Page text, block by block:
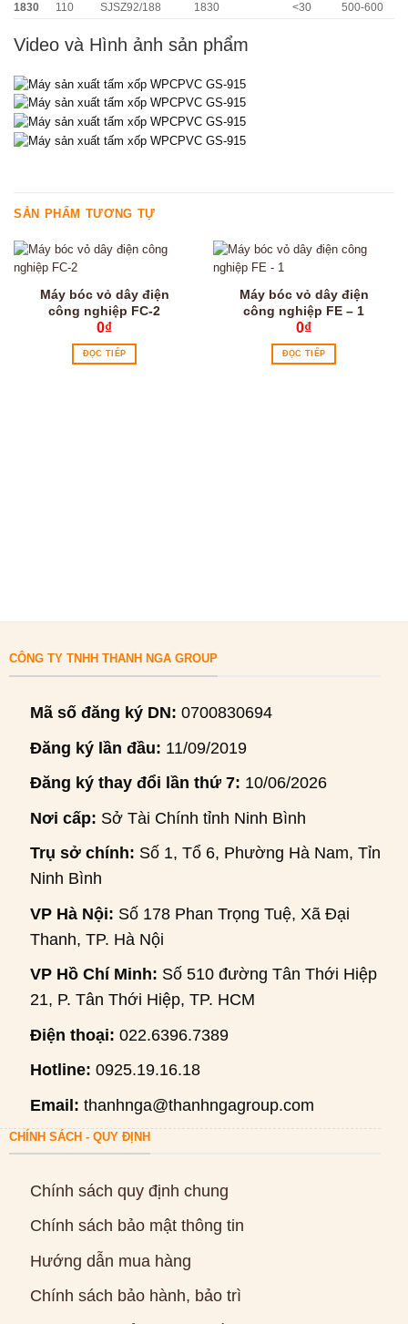
1830 110 SJSZ92/188 1830 <30 500-600
Video và Hình ảnh sản phẩm
SẢN PHẨM TƯƠNG TỰ
Máy bóc vỏ dây điện
công nghiệp FC-2
0₫
ĐỌC TIẾP
Máy bóc vỏ dây điện
công nghiệp FE – 1
0₫
ĐỌC TIẾP
CÔNG TY TNHH THANH NGA GROUP
Mã số đăng ký DN: 0700830694
Đăng ký lần đầu: 11/09/2019
Đăng ký thay đổi lần thứ 7: 10/06/2026
Nơi cấp: Sở Tài Chính tỉnh Ninh Bình
Trụ sở chính: Số 1, Tổ 6, Phường Hà Nam, Tỉnh
Ninh Bình
VP Hà Nội: Số 178 Phan Trọng Tuệ, Xã Đại
Thanh, TP. Hà Nội
VP Hồ Chí Minh: Số 510 đường Tân Thới Hiệp
21, P. Tân Thới Hiệp, TP. HCM
Điện thoại: 022.6396.7389
Hotline: 0925.19.16.18
Email: thanhnga@thanhngagroup.com
CHÍNH SÁCH - QUY ĐỊNH
Chính sách quy định chung
Chính sách bảo mật thông tin
Hướng dẫn mua hàng
Chính sách bảo hành, bảo trì